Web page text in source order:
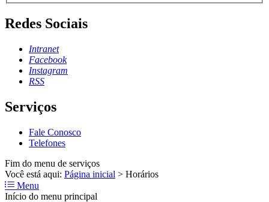
Redes Sociais
Intranet
Facebook
Instagram
RSS
Serviços
Fale Conosco
Telefones
Fim do menu de serviços
Você está aqui: Página inicial > Horários
Menu
Início do menu principal